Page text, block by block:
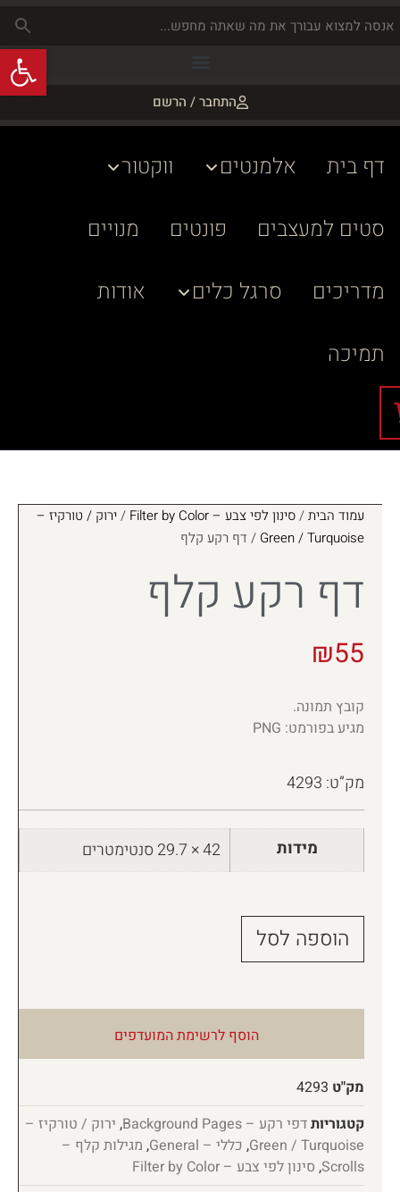
התחבר / הרשם
דף בית אלמנטים
ווקטור
סטים למעצבים
פונטים
מנויים
מדריכים
סרגל כלים
אודות
תמיכה
עמוד הבית/סינון לפי צבע – Filter by Color /ירוק / טורקיז –
Green / Turquoise / דף רקע קלף
דף רקע קלף
₪55
קובץ תמונה.
מגיע בפורמט: PNG
מק”ט: 4293
מידות 42 × 29.7 סנטימטרים
הוספה לסל
הוסף לרשימת המועדפים
מק"ט 4293
קטגוריותדפי רקע – Background Pages , ירוק / טורקיז –
Green / Turquoise
, כללי – General , מגילות קלף –
Scrolls
, סינון לפי צבע – Filter by Color